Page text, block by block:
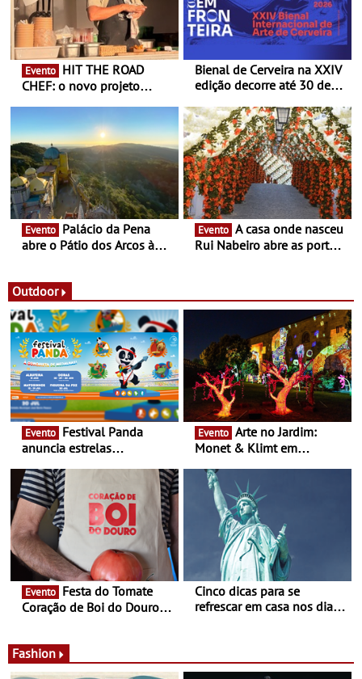
Evento
CHEF: o novo projeto
Queiroz Ribeiro - Um novo
conceito gastronómico
itinerante que percorre
Portugal
Bienal de Cerveira na XXIV
edição decorre até 30 de
enquanto “Territórios sem
Fronteira”
Evento
abre o Pátio dos Arcos à
Evento
Rui Nabeiro abre as portas
16 de agosto
Outdoor
Evento
anuncia estrelas
- Entre Junho e Julho pelo
país
Evento
Monet & Klimt em
ao final de Setembro -
Experiência luminosa no
jardim do Museu de
Alberto Sampaio
Evento
Coração de Boi do Douro -
Cinco dicas para se
refrescar em casa nos dias
Fashion